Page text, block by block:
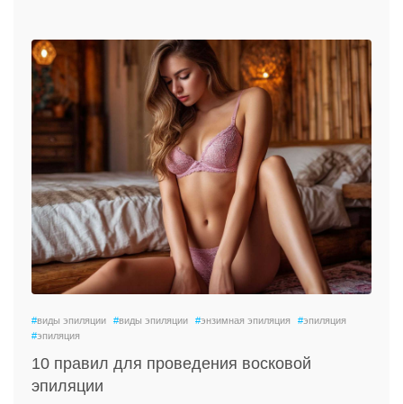
#виды эпиляции #виды эпиляции #энзимная эпиляция #эпиляция
#эпиляция
10 правил для проведения восковой
эпиляции